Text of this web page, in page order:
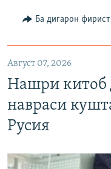
Ба дигарон
Август 07, 2026
Нашри китоб
навраси
Русия